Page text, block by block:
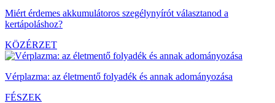
Miért érdemes akkumulátoros szegélynyírót választanod a
kertápoláshoz?
KÖZÉRZET
Vérplazma: az életmentő folyadék és annak adományozása
FÉSZEK